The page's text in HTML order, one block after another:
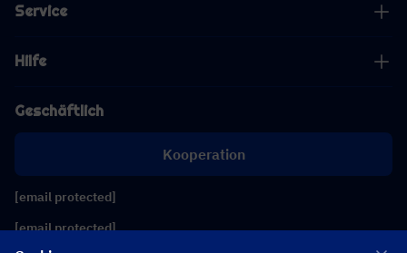
Service
Hilfe
Geschäftlich
Kooperation
[email protected]
[email protected]